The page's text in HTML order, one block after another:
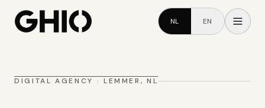
NL EN
DIGITAL AGENCY · LEMMER, NL